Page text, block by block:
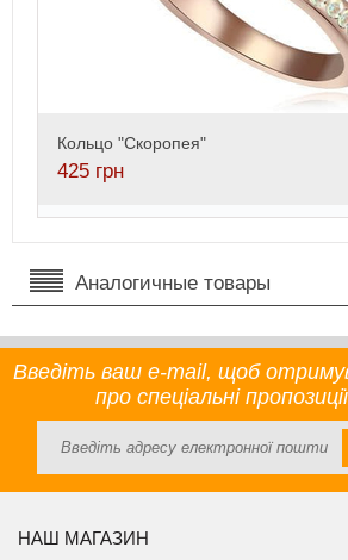
Кольцо "Скоропея"
425 грн
Аналогичные товары
Введіть ваш e-mail, щоб
про спеціальні
НАШ МАГАЗИН